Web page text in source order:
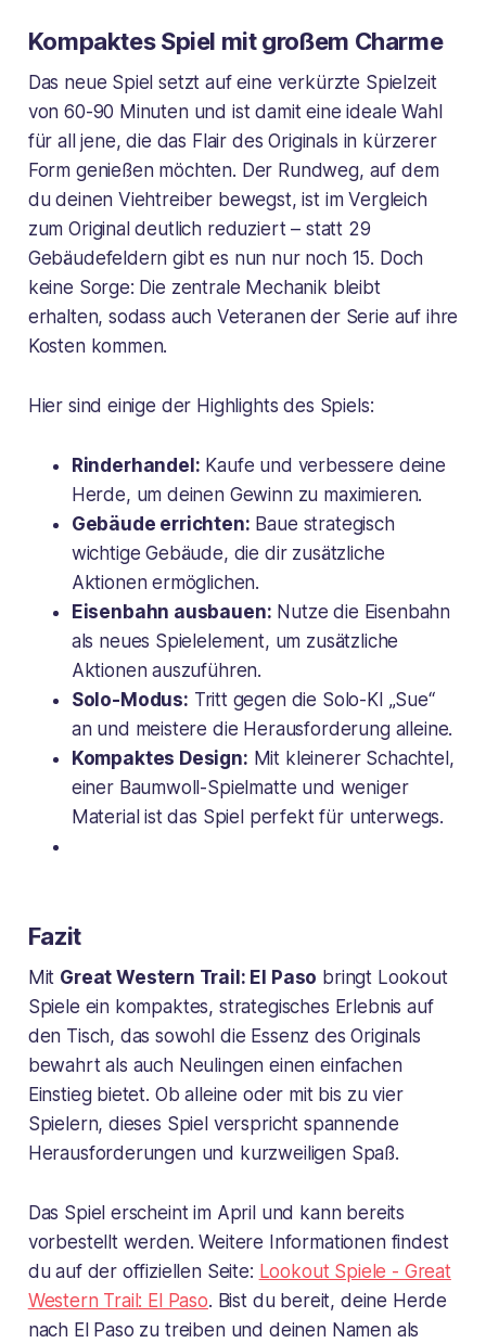
Kompaktes Spiel mit großem Charme
Das neue Spiel setzt auf eine verkürzte Spielzeit
von 60-90 Minuten und ist damit eine ideale Wahl
für all jene, die das Flair des Originals in kürzerer
Form genießen möchten. Der Rundweg, auf dem
du deinen Viehtreiber bewegst, ist im Vergleich
zum Original deutlich reduziert – statt 29
Gebäudefeldern gibt es nun nur noch 15. Doch
keine Sorge: Die zentrale Mechanik bleibt
erhalten, sodass auch Veteranen der Serie auf ihre
Kosten kommen.
Hier sind einige der Highlights des Spiels:
Rinderhandel: Kaufe und verbessere deine
Herde, um deinen Gewinn zu maximieren.
Gebäude errichten: Baue strategisch
wichtige Gebäude, die dir zusätzliche
Aktionen ermöglichen.
Eisenbahn ausbauen: Nutze die Eisenbahn
als neues Spielelement, um zusätzliche
Aktionen auszuführen.
Solo-Modus: Tritt gegen die Solo-KI „Sue“
an und meistere die Herausforderung alleine.
Kompaktes Design: Mit kleinerer Schachtel,
einer Baumwoll-Spielmatte und weniger
Material ist das Spiel perfekt für unterwegs.
Fazit
Mit Great Western Trail: El Paso bringt Lookout
Spiele ein kompaktes, strategisches Erlebnis auf
den Tisch, das sowohl die Essenz des Originals
bewahrt als auch Neulingen einen einfachen
Einstieg bietet. Ob alleine oder mit bis zu vier
Spielern, dieses Spiel verspricht spannende
Herausforderungen und kurzweiligen Spaß.
Das Spiel erscheint im April und kann bereits
vorbestellt werden. Weitere Informationen findest
du auf der offiziellen Seite: Lookout Spiele - Great
Western Trail: El Paso. Bist du bereit, deine Herde
nach El Paso zu treiben und deinen Namen als